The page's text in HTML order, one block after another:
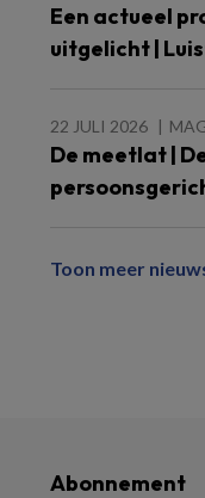
Een actueel
uitgelicht |
22 JULI 2026
De meetlat |
Toon meer
Abonnement